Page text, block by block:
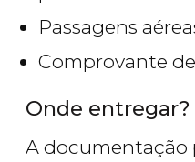
Passagens
Comprovante
Onde entregar?
A documentação